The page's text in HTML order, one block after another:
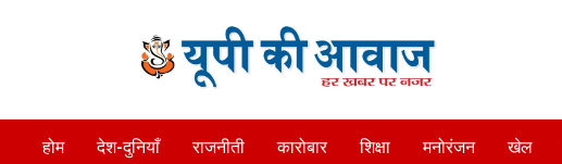
होम देश-दुनियाँ राजनीती कारोबार शिक्षा मनोरंजन खेल